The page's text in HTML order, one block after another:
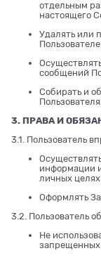
отдельным
настоящего
Удалять или
сообщений
Собирать и
3. ПРАВА И
3.1. Пользователь
информации
личных
Оформлять
3.2. Пользователь
Не
запрещенных